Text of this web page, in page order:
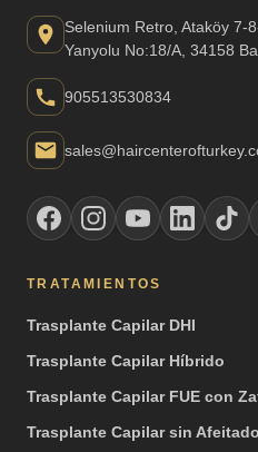
Selenium Retro, Ataköy 7-
Yanyolu No:18/A, 34158
905513530834
TRATAMIENTOS
Trasplante Capilar DHI
Trasplante Capilar Híbrido
Trasplante Capilar FUE con
Trasplante Capilar sin Afeitado